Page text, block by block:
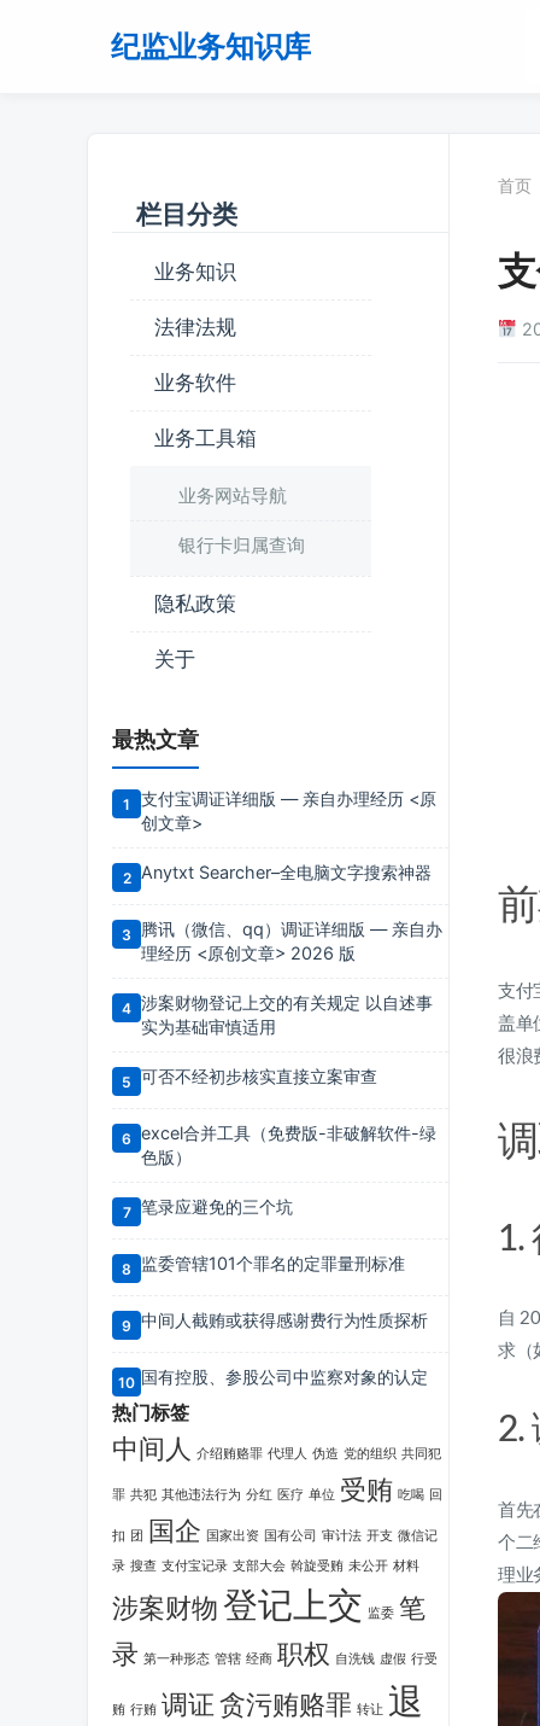
纪监业务知识库
栏目分类
业务知识
法律法规
业务软件
业务工具箱
业务网站导航
银行卡归属查询
隐私政策
关于
最热文章
支付宝调证详细版 — 亲自办理经历 <原
创文章>
Anytxt Searcher–全电脑文字搜索神器
腾讯（微信、qq）调证详细版 — 亲自办
理经历 <原创文章> 2026 版
涉案财物登记上交的有关规定 以自述事
实为基础审慎适用
可否不经初步核实直接立案审查
excel合并工具（免费版-非破解软件-绿
色版）
笔录应避免的三个坑
监委管辖101个罪名的定罪量刑标准
中间人截贿或获得感谢费行为性质探析
国有控股、参股公司中监察对象的认定
热门标签
中间人 介绍贿赂罪 代理人 伪造 党的组织 共同犯
罪 共犯 其他违法行为 分红 医疗 单位 受贿 吃喝 回
扣 团 国企 国家出资 国有公司 审计法 开支 微信记
录 搜查 支付宝记录 支部大会 斡旋受贿 未公开 材料
涉案财物登记上交 监委 笔
录 第一种形态 管辖 经商 职权 自洗钱 虚假 行受
贿 行贿 调证贪污贿赂罪 转让 退
首页
支付
盖单
很浪
1.
自
求（
2.
首先
个二
理业